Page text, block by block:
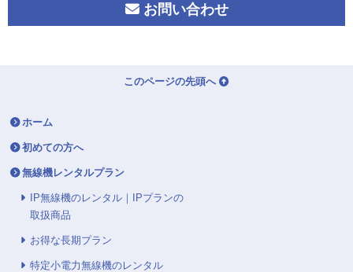
お問い合わせ
このページの先頭へ
ホーム
初めての方へ
無線機レンタルプラン
IP無線機のレンタル｜IPプランの
取扱商品
お得な長期プラン
特定小電力無線機のレンタル